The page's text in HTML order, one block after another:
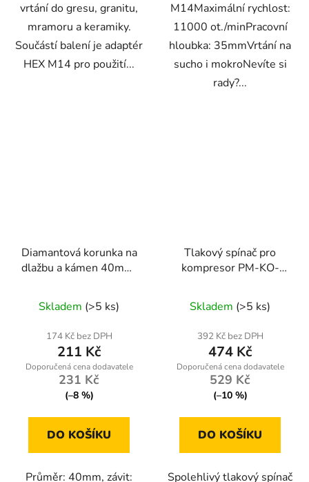
vrtání do gresu, granitu,
mramoru a keramiky.
Součástí balení je adaptér
HEX M14 pro použití...
M14Maximální rychlost:
11000 ot./minPracovní
hloubka: 35mmVrtání na
sucho i mokroNevíte si
rady?...
Diamantová korunka na
dlažbu a kámen 40mm,
Skladem (>5 ks)
174 Kč bez DPH
211 Kč
231 Kč
(–8 %)
DO KOŠÍKU
Průměr: 40mm, závit:
Tlakový spínač pro
kompresor PM-KO-
Skladem (>5 ks)
392 Kč bez DPH
474 Kč
529 Kč
(–10 %)
DO KOŠÍKU
Spolehlivý tlakový spínač